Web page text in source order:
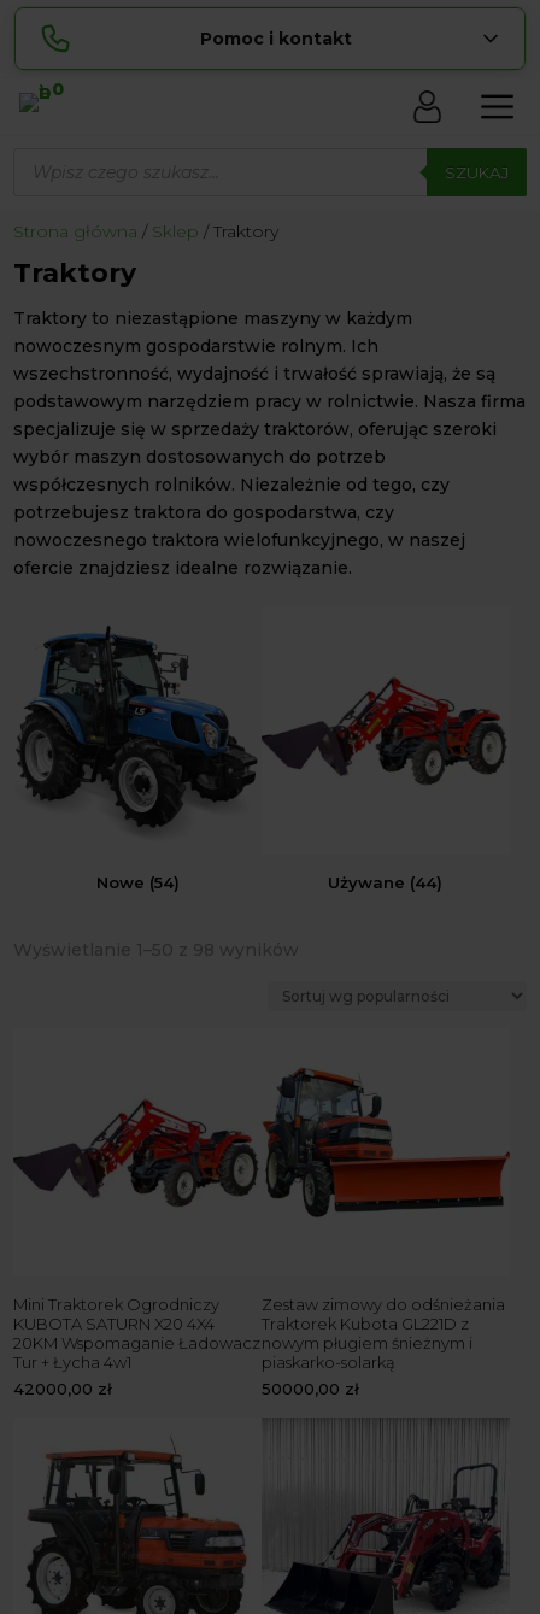
Pomoc i kontakt
Lucyna
pokaż numer
534 853 ...
zamowienia@ ...
biuro@ ... pokaż e-mail
Biuro obsługi klienta czynne Pn-Sb: 8:00 – 20:00
0
produktów SZUKAJ
Strona główna Sklep Traktory
Traktory
Traktory to niezastąpione maszyny w każdym
nowoczesnym gospodarstwie rolnym. Ich
wszechstronność, wydajność i trwałość sprawiają, że są
podstawowym narzędziem pracy w rolnictwie. Nasza firma
specjalizuje się w sprzedaży traktorów, oferując szeroki
wybór maszyn dostosowanych do potrzeb
współczesnych rolników. Niezależnie od tego, czy
potrzebujesz traktora do gospodarstwa, czy
nowoczesnego traktora wielofunkcyjnego, w naszej
ofercie znajdziesz idealne rozwiązanie.
Nowe (54) Używane (44)
Wyświetlanie 1–50 z 98 wyników
popularności
Mini Traktorek Ogrodniczy
KUBOTA SATURN X20 4X4
20KM Wspomaganie Ładowacz
Tur + Łycha 4w1
42000,00 zł
Zestaw zimowy do odśnieżania
Traktorek Kubota GL221D z
nowym pługiem śnieżnym i
piaskarko-solarką
50000,00 zł